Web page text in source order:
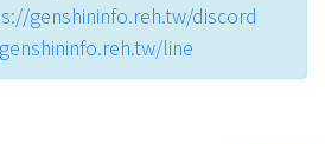
genshininfo.reh.tw/discord
line